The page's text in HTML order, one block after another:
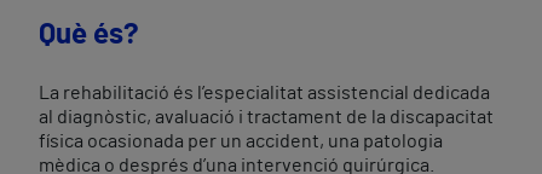
Què és?
La rehabilitació és l’especialitat assistencial dedicada
al diagnòstic, avaluació i tractament de la discapacitat
física ocasionada per un accident, una patologia
mèdica o després d’una intervenció quirúrgica.